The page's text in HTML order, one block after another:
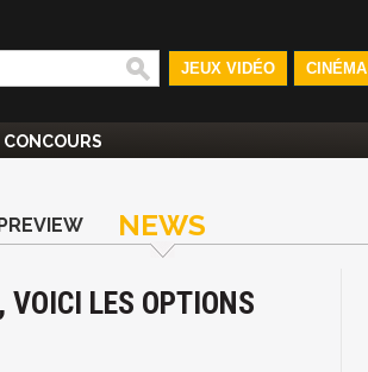
JEUX VIDÉO CINÉMA
CONCOURS
NEWS
VOICI LES OPTIONS